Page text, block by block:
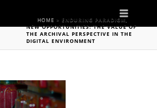
HOME » ENDURING PARADIGM,
NEW OPPORTUNITIES: THE VALUE OF
THE ARCHIVAL PERSPECTIVE IN THE
DIGITAL ENVIRONMENT